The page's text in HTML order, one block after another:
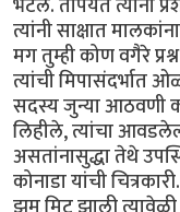
त्यांनी साक्षात
मग तुम्ही कोण वगैरे
त्यांची
सदस्य जुन्या आठवणी
लिहीले, त्यांचा
असतांनासुद्धा तेथे
कोनाडा यांची